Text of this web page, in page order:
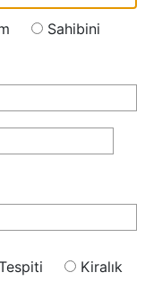
Sahibini
Kiralık